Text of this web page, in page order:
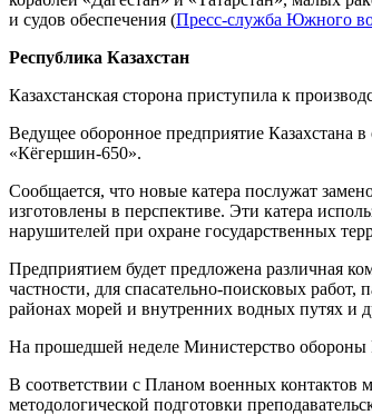
и судов обеспечения (Пресс-служба Южного
Республика Казахстан
Казахстанская сторона приступила к
Ведущее оборонное предприятие Казахстана
«Кёгершин-650».
Сообщается, что новые катера послужат
изготовлены в перспективе. Эти катера
нарушителей при охране государственных
Предприятием будет предложена различная
частности, для спасательно-поисковых
районах морей и внутренних водных путях и
На прошедшей неделе Министерство обороны
В соответствии с Планом военных
методологической подготовки